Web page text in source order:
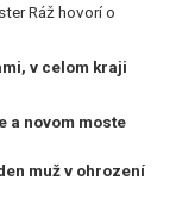
Ráž hovorí o
v celom kraji
a novom moste
muž v ohrození